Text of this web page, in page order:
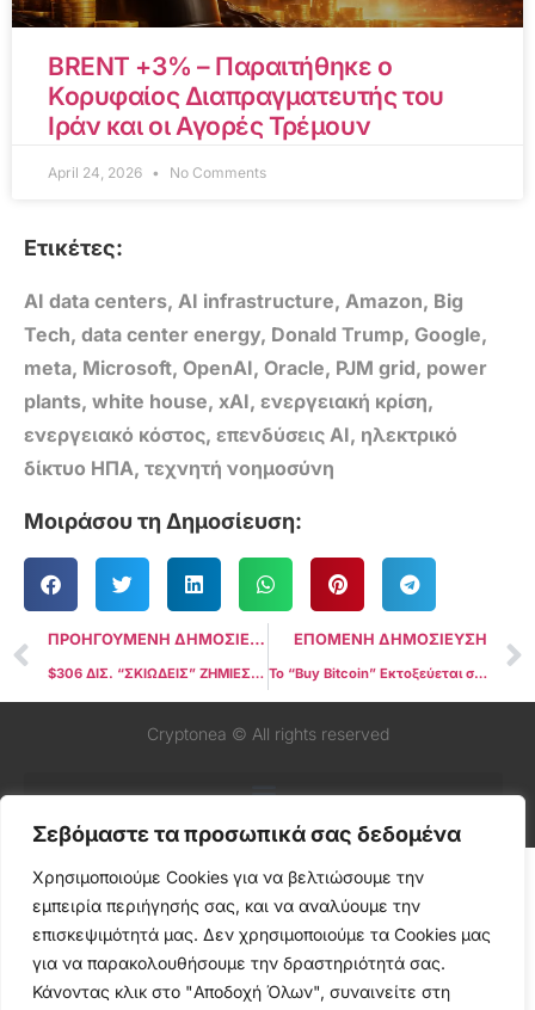
Σεβόμαστε τα προσωπικά σας δεδομένα
Χρησιμοποιούμε Cookies για να βελτιώσουμε την
εμπειρία περιήγησής σας, και να αναλύουμε την
επισκεψιμότητά μας. Δεν χρησιμοποιούμε τα Cookies μας
για να παρακολουθήσουμε την δραστηριότητά σας.
Κάνοντας κλικ στο "Αποδοχή Όλων", συναινείτε στη
BRENT +3% – Παραιτήθηκε ο
Κορυφαίος Διαπραγματευτής του
Ιράν και οι Αγορές Τρέμουν
April 24, 2026 No Comments
Ετικέτες:
AI data centers, AI infrastructure, Amazon, Big
Tech, data center energy, Donald Trump, Google,
meta, Microsoft, OpenAI, Oracle, PJM grid, power
plants, white house, xAI, ενεργειακή κρίση,
ενεργειακό κόστος, επενδύσεις AI, ηλεκτρικό
δίκτυο ΗΠΑ, τεχνητή νοημοσύνη
Μοιράσου τη Δημοσίευση:
ΠΡΟΗΓΟΥΜΕΝΗ ΔΗΜΟΣΙΕΥΣΗ
$306 ΔΙΣ. “ΣΚΙΩΔΕΙΣ” ΖΗΜΙΕΣ ΣΤΙΣ ΑΜΕΡΙΚΑΝΙΚΕΣ ΤΡΑΠΕΖΕΣ: ΤΙ ΚΡΥΒΕΤΑΙ ΠΙΣΩ ΑΠΟ ΤΑ UNREALIZED LOSSES ΚΑΙ ΓΙΑΤΙ Η ΑΓΟΡΑ ΠΑΡΑΚΟΛΟΥΘΕΙ
ΕΠΟΜΕΝΗ ΔΗΜΟΣΙΕΥΣΗ
Το “Buy Bitcoin” Εκτοξεύεται στην Google: Σήμα Μαζικής Επιστροφής;
Cryptonea © All rights reserved